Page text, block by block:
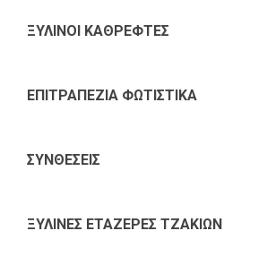
ΞΥΛΙΝΟΙ ΚΑΘΡΕΦΤΕΣ
ΕΠΙΤΡΑΠΕΖΙΑ ΦΩΤΙΣΤΙΚΑ
ΣΥΝΘΕΣΕΙΣ
ΞΥΛΙΝΕΣ ΕΤΑΖΕΡΕΣ ΤΖΑΚΙΩΝ